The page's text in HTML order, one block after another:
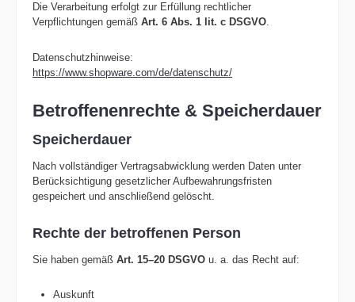
Die Verarbeitung erfolgt zur Erfüllung rechtlicher
Verpflichtungen gemäß Art. 6 Abs. 1 lit. c DSGVO.
Datenschutzhinweise:
https://www.shopware.com/de/datenschutz/
Betroffenenrechte & Speicherdauer
Speicherdauer
Nach vollständiger Vertragsabwicklung werden Daten unter
Berücksichtigung gesetzlicher Aufbewahrungsfristen
gespeichert und anschließend gelöscht.
Rechte der betroffenen Person
Sie haben gemäß Art. 15–20 DSGVO u. a. das Recht auf:
Auskunft